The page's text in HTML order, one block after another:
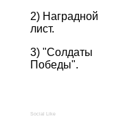
2) Наградной
лист.
3) "Солдаты
Победы".
Social Like